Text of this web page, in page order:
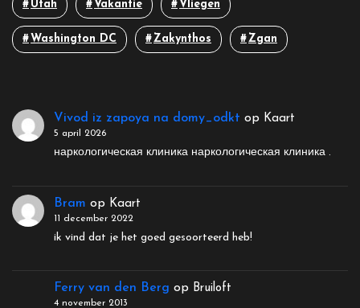
Utah Vakantie Vliegen
Washington DC Zakynthos Zgan
Vivod iz zapoya na domy_odkt op Kaart
5 april 2026
наркологическая клиника наркологическая клиника .
Bram op Kaart
11 december 2022
ik vind dat je het goed gesoorteerd heb!
Ferry van den Berg op Bruiloft
4 november 2013